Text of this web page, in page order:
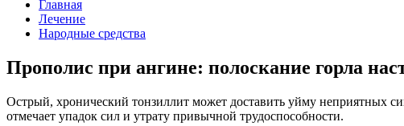
Главная
Лечение
Народные средства
Прополис при ангине: полоскание горла
Острый, хронический тонзиллит может доставить уйму неприятных
отмечает упадок сил и утрату привычной трудоспособности.